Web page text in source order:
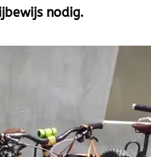
nodig.